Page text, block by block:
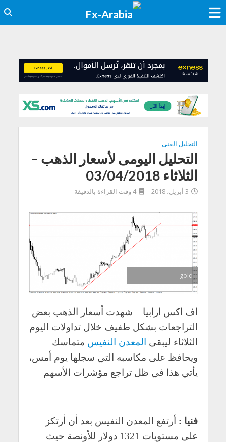
التحليل الفنى
التحليل اليومى لأسعار الذهب –
الثلاثاء 03/04/2018
3 أبريل، 2018 4 وقت القراءة بالدقيقة
gold
اف اكس ارابيا – شهدت أسعار الذهب بعض
التراجعات بشكل طفيف خلال تداولات اليوم
الثلاثاء ليبقى المعدن النفيس متماسك
ويحافظ على مكاسبه التي سجلها يوم أمس،
يأتي هذا في ظل تراجع مؤشرات الأسهم
فنيا : أرتفع المعدن النفيس بعد أن أرتكز
على مستويات 1321 دولار للأونصة حيث